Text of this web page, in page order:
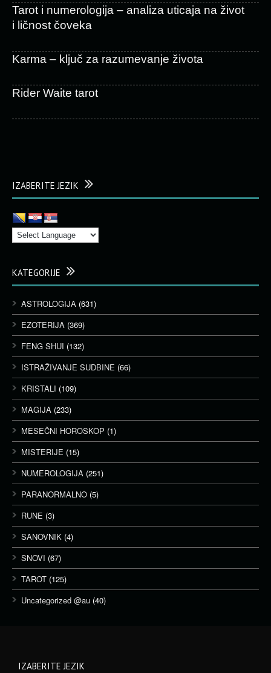
Tarot i numerologija – analiza uticaja na život
i ličnost čoveka
Karma – ključ za razumevanje života
Rider Waite tarot
IZABERITE JEZIK
KATEGORIJE
ASTROLOGIJA (631)
EZOTERIJA (369)
FENG SHUI (132)
ISTRAŽIVANJE SUDBINE (66)
KRISTALI (109)
MAGIJA (233)
MESEČNI HOROSKOP (1)
MISTERIJE (15)
NUMEROLOGIJA (251)
PARANORMALNO (5)
RUNE (3)
SANOVNIK (4)
SNOVI (67)
TAROT (125)
Uncategorized @au (40)
IZABERITE JEZIK